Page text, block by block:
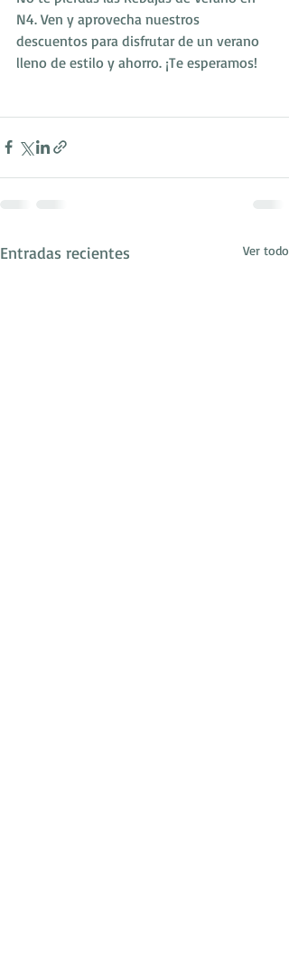
N4. Ven y aprovecha nuestros
descuentos para disfrutar de un verano
lleno de estilo y ahorro. ¡Te esperamos!
Entradas recientes Ver todo